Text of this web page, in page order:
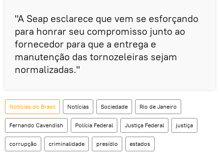
"A Seap esclarece que vem se esforçando
para honrar seu compromisso junto ao
fornecedor para que a entrega e
manutenção das tornozeleiras sejam
normalizadas."
Notícias do Brasil Notícias Sociedade Rio de Janeiro
Fernando Cavendish Polícia Federal Justiça Federal justiça
corrupção criminalidade presídio estados